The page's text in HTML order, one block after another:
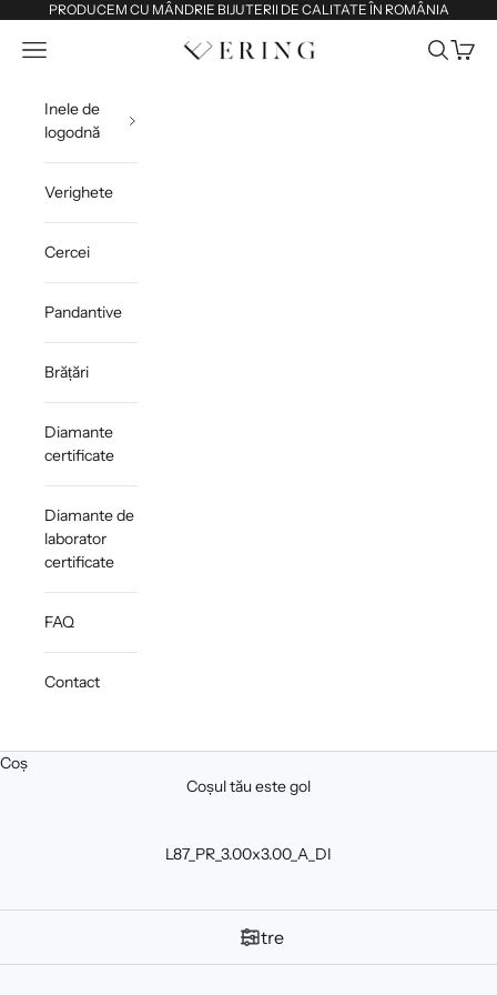
Sari la conținutPRODUCEM CU MÂNDRIE BIJUTERII DE CALITATE ÎN ROMÂNIA
Ering
Deschide meniul de navigare Deschide
Inele de
logodnă
Verighete
Cercei
Pandantive
Brățări
Diamante
certificate
Diamante de
laborator
certificate
FAQ
Contact
Coș
Coșul tău este gol
L87_PR_3.00x3.00_A_DI
Filtre